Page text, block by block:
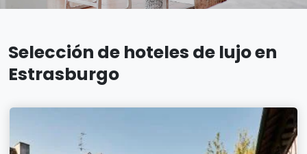
Selección de hoteles de lujo en
Estrasburgo